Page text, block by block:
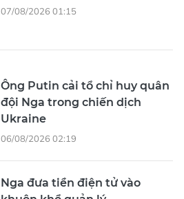
07/08/2026 01:15
Ông Putin cải tổ chỉ huy quân
đội Nga trong chiến dịch
Ukraine
06/08/2026 02:19
Nga đưa tiền điện tử vào